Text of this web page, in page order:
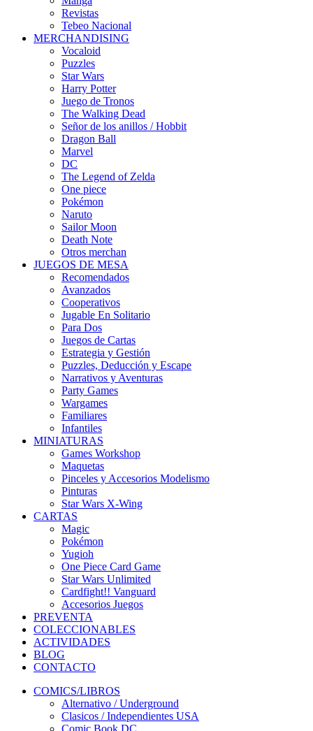
Revistas
Tebeo Nacional
MERCHANDISING
Vocaloid
Puzzles
Star Wars
Harry Potter
Juego de Tronos
The Walking Dead
Señor de los anillos / Hobbit
Dragon Ball
Marvel
DC
The Legend of Zelda
One piece
Pokémon
Naruto
Sailor Moon
Death Note
Otros merchan
JUEGOS DE MESA
Recomendados
Avanzados
Cooperativos
Jugable En Solitario
Para Dos
Juegos de Cartas
Estrategia y Gestión
Puzzles, Deducción y Escape
Narrativos y Aventuras
Party Games
Wargames
Familiares
Infantiles
MINIATURAS
Games Workshop
Maquetas
Pinceles y Accesorios Modelismo
Pinturas
Star Wars X-Wing
CARTAS
Magic
Pokémon
Yugioh
One Piece Card Game
Star Wars Unlimited
Cardfight!! Vanguard
Accesorios Juegos
PREVENTA
COLECCIONABLES
ACTIVIDADES
BLOG
CONTACTO
COMICS/LIBROS
Alternativo / Underground
Clasicos / Independientes USA
Comic Book DC